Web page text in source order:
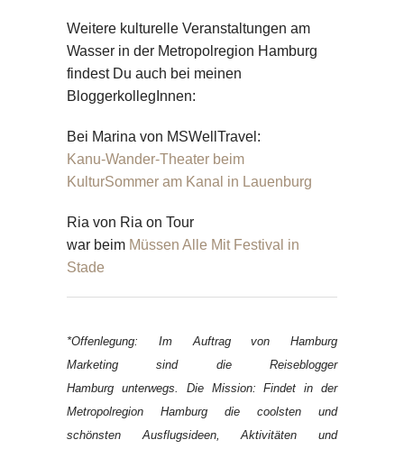
Weitere kulturelle Veranstaltungen am
Wasser in der Metropolregion Hamburg
findest Du auch bei meinen
BloggerkollegInnen:
Bei Marina von MSWellTravel:
Kanu-Wander-Theater beim
KulturSommer am Kanal in Lauenburg
Ria von Ria on Tour
war beim Müssen Alle Mit Festival in
Stade
*Offenlegung: Im Auftrag von Hamburg
Marketing sind die Reiseblogger
Hamburg unterwegs. Die Mission: Findet in der
Metropolregion Hamburg die coolsten und
schönsten Ausflugsideen, Aktivitäten und